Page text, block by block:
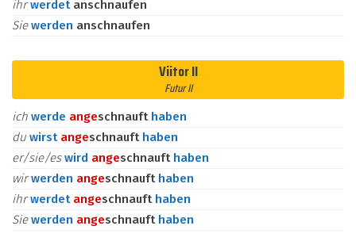
ihrwerdet anschnaufen
Siewerden anschnaufen
Viitor II
Futur II
ich werde angeschnauft haben
du wirst angeschnauft haben
er/sie/eswird angeschnauft haben
wirwerden angeschnauft haben
ihrwerdet angeschnauft haben
Siewerden angeschnauft haben